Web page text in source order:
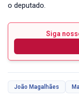
o deputado.
Siga
João Magalhães